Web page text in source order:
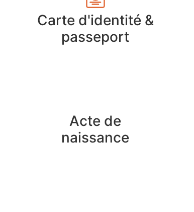
Carte d'identité &
passeport
Acte de
naissance